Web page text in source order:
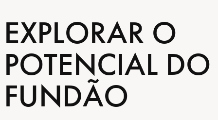
EXPLORAR O
POTENCIAL DO
FUNDÃO